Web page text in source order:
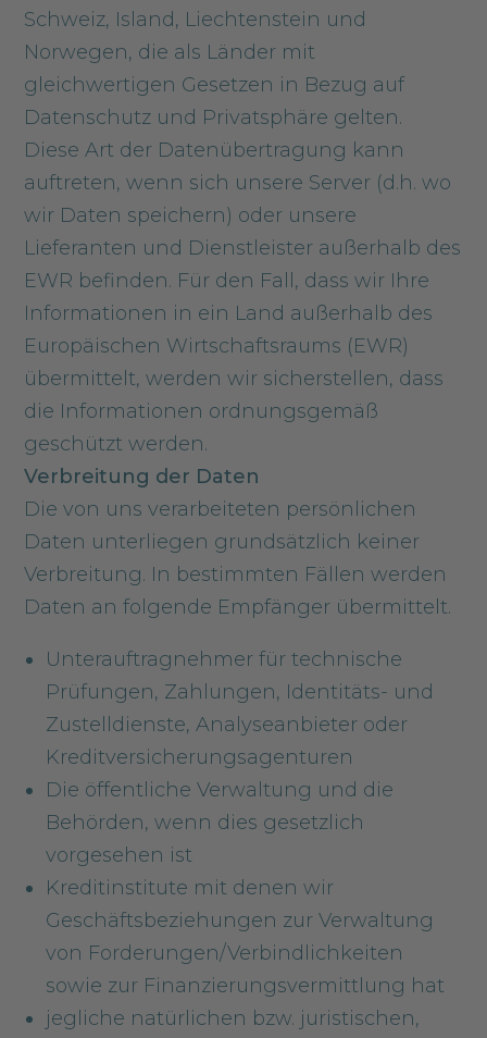
Schweiz, Island, Liechtenstein und
Norwegen, die als Länder mit
gleichwertigen Gesetzen in Bezug auf
Datenschutz und Privatsphäre gelten.
Diese Art der Datenübertragung kann
auftreten, wenn sich unsere Server (d.h. wo
wir Daten speichern) oder unsere
Lieferanten und Dienstleister außerhalb des
EWR befinden. Für den Fall, dass wir Ihre
Informationen in ein Land außerhalb des
Europäischen Wirtschaftsraums (EWR)
übermittelt, werden wir sicherstellen, dass
die Informationen ordnungsgemäß
geschützt werden.
Verbreitung der Daten
Die von uns verarbeiteten persönlichen
Daten unterliegen grundsätzlich keiner
Verbreitung. In bestimmten Fällen werden
Daten an folgende Empfänger übermittelt.
Unterauftragnehmer für technische
Prüfungen, Zahlungen, Identitäts- und
Zustelldienste, Analyseanbieter oder
Kreditversicherungsagenturen
Die öffentliche Verwaltung und die
Behörden, wenn dies gesetzlich
vorgesehen ist
Kreditinstitute mit denen wir
Geschäftsbeziehungen zur Verwaltung
von Forderungen/Verbindlichkeiten
sowie zur Finanzierungsvermittlung hat
jegliche natürlichen bzw. juristischen,